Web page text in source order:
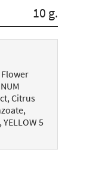
10 g.
Citrus
5